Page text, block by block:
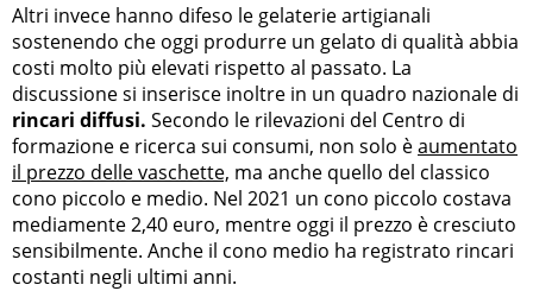
Altri invece hanno difeso le gelaterie artigianali
sostenendo che oggi produrre un gelato di qualità abbia
costi molto più elevati rispetto al passato. La
discussione si inserisce inoltre in un quadro nazionale di
rincari diffusi. Secondo le rilevazioni del Centro di
formazione e ricerca sui consumi, non solo èaumentato
il prezzo delle vaschette, ma anche quello del classico
cono piccolo e medio. Nel 2021 un cono piccolo costava
mediamente 2,40 euro, mentre oggi il prezzo è cresciuto
sensibilmente. Anche il cono medio ha registrato rincari
costanti negli ultimi anni.